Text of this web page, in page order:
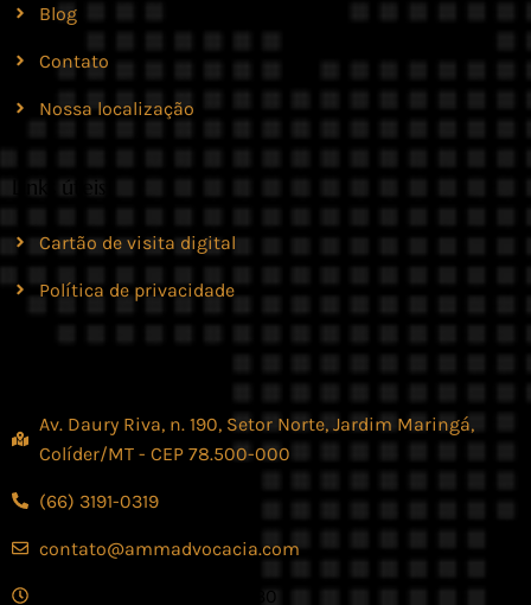
Blog
Contato
Nossa localização
Links úteis
Cartão de visita digital
Política de privacidade
Av. Daury Riva, n. 190, Setor Norte, Jardim Maringá,
Colíder/MT - CEP 78.500-000
(66) 3191-0319
contato@ammadvocacia.com